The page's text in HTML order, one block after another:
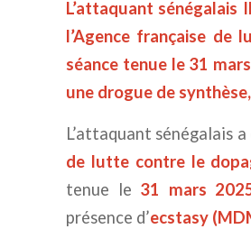
L’attaquant sénégalais
l’Agence française de
séance tenue le 31
une drogue de
L’attaquant sénégalais
de lutte contre le
tenue le 31 mars
présence d’ecstasy